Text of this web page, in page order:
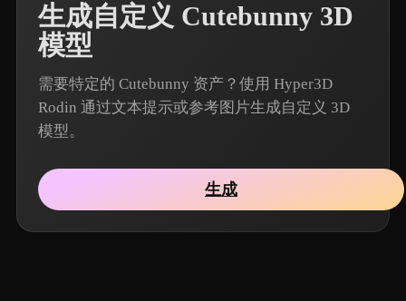
生成自定义 Cutebunny 3D
模型
需要特定的 Cutebunny 资产？使用 Hyper3D
Rodin 通过文本提示或参考图片生成自定义 3D
模型。
生成